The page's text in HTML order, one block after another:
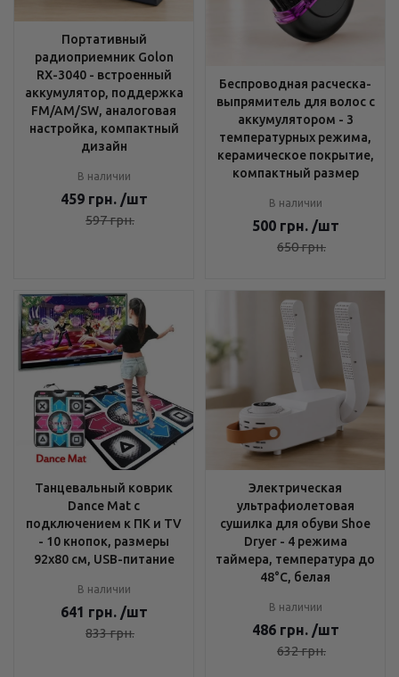
Портативный
радиоприемник Golon
RX-3040 - встроенный
аккумулятор, поддержка
FM/AM/SW, аналоговая
настройка, компактный
дизайн
В наличии
459 грн. /шт
597грн.
Беспроводная расческа-
выпрямитель для волос с
аккумулятором - 3
температурных режима,
керамическое покрытие,
компактный размер
В наличии
500 грн. /шт
650грн.
Танцевальный коврик
Dance Mat с
подключением к ПК и TV
- 10 кнопок, размеры
92х80 см, USB-питание
В наличии
641 грн. /шт
833грн.
Электрическая
ультрафиолетовая
сушилка для обуви Shoe
Dryer - 4 режима
таймера, температура до
48°C, белая
В наличии
486 грн. /шт
632грн.